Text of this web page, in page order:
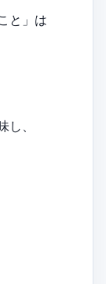
と」は
し、